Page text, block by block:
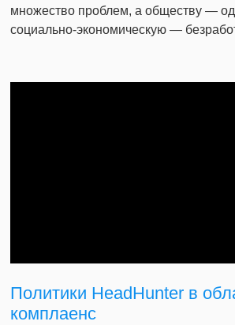
множество проблем, а обществу —
социально-экономическую —
Политики HeadHunter в
комплаенс